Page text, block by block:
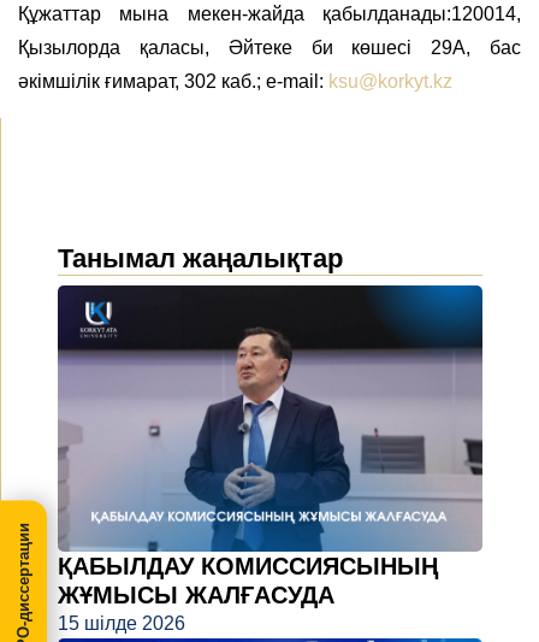
Құжаттар мына мекен-жайда қабылданады:120014,
Қызылорда қаласы, Әйтеке би көшесі 29А, бас
әкімшілік ғимарат, 302 каб.; e-mail: ksu@korkyt.kz
Танымал жаңалықтар
ҚАБЫЛДАУ КОМИССИЯСЫНЫҢ
ЖҰМЫСЫ ЖАЛҒАСУДА
15 шілде 2026